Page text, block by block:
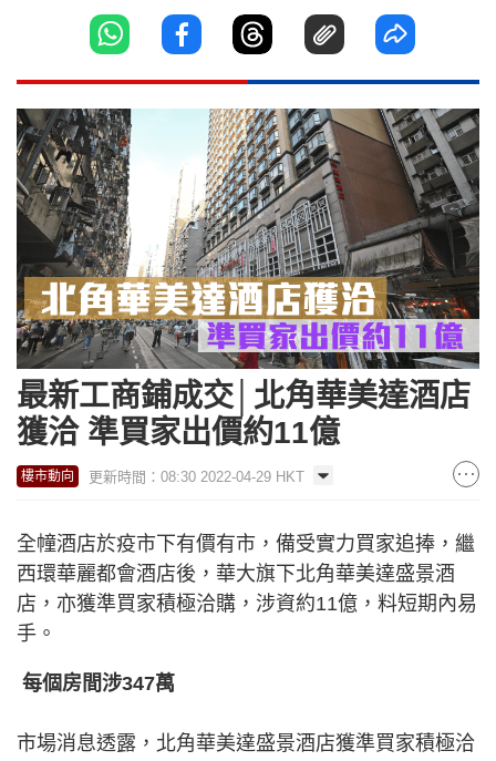
最新工商鋪成交│北角華美達酒店
獲洽 準買家出價約11億
樓市動向 更新時間：08:30 2022-04-29 HKT
全幢酒店於疫市下有價有市，備受實力買家追捧，繼
西環華麗都會酒店後，華大旗下北角華美達盛景酒
店，亦獲準買家積極洽購，涉資約11億，料短期內易
手。
每個房間涉347萬
市場消息透露，北角華美達盛景酒店獲準買家積極洽